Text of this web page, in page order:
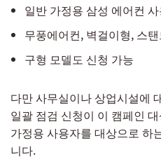
일반 가정용 삼성 에어컨
무풍에어컨, 벽걸이형, 스
구형 모델도 신청 가능
다만 사무실이나 상업시설에
일괄 점검 신청이 이 캠페인
가정용 사용자를 대상으로 하
니다.